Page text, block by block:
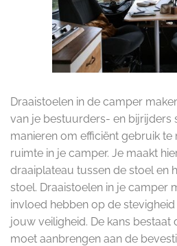
Draaistoelen in de camper
van je bestuurders- en bijrijders
manieren om efficiënt gebruik
ruimte in je camper. Je maakt
draaiplateau tussen de stoel en
stoel. Draaistoelen in je camper
invloed hebben op de
jouw veiligheid. De kans bestaat
moet aanbrengen aan de